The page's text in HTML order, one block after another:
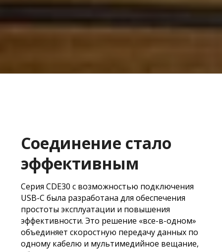
Соединение стало
эффективным
​Серия CDE30 с возможностью подключения
USB-C была разработана для обеспечения
простоты эксплуатации и повышения
эффективности. Это решение «все-в-одном»
объединяет скоростную передачу данных по
одному кабелю и мультимедийное вещание,